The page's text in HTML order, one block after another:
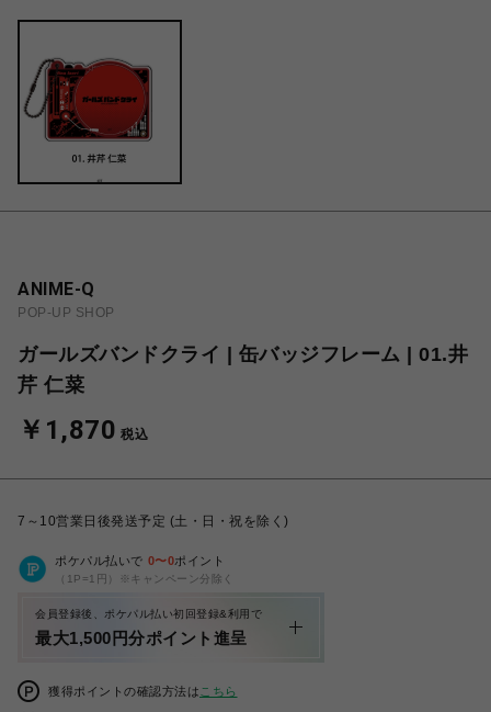
ANIME-Q
POP-UP SHOP
ガールズバンドクライ | 缶バッジフレーム | 01.井
芹 仁菜
￥1,870 税込
7～10営業日後発送予定 (土・日・祝を除く)
ポケパル払いで 0〜0ポイント
（1P=1円）※キャンペーン分除く
会員登録後、ポケパル払い初回登録&利用で
最大1,500円分ポイント進呈
獲得ポイントの確認方法は こちら